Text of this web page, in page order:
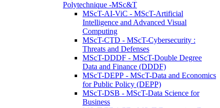
Polytechnique -MSc&T
MScT-AI-ViC - MScT-Artificial
Intelligence and Advanced Visual
Computing
MScT-CTD - MScT-Cybersecurity :
Threats and Defenses
MScT-DDDF - MScT-Double Degree
Data and Finance (DDDF)
MScT-DEPP - MScT-Data and Economics
for Public Policy (DEPP)
MScT-DSB - MScT-Data Science for
Business